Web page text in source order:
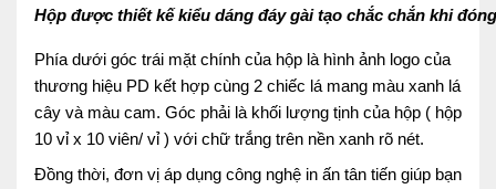
Hộp được thiết kế kiểu dáng đáy gài tạo chắc chắn khi
Phía dưới góc trái mặt chính của hộp là hình ảnh logo của
thương hiệu PD kết hợp cùng 2 chiếc lá mang màu xanh lá
cây và màu cam. Góc phải là khối lượng tịnh của hộp ( hộp
10 vỉ x 10 viên/ vỉ ) với chữ trắng trên nền xanh rõ nét.
Đồng thời, đơn vị áp dụng công nghệ in ấn tân tiến giúp bạn